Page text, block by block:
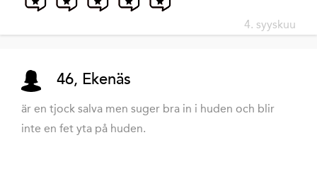
4. syyskuu
46, Ekenäs
är en tjock salva men suger bra in i huden och blir
inte en fet yta på huden.